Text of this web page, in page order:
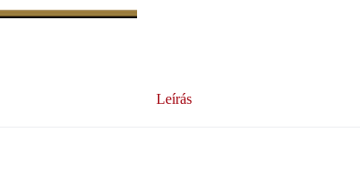
Leírás